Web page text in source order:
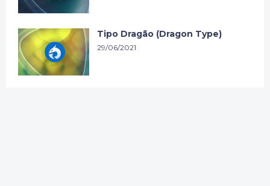
Tipo Dragão (Dragon Type)
29/06/2021